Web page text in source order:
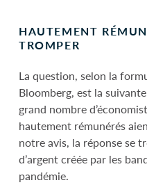
HAUTEMENT
TROMPER
La question, selon la
Bloomberg, est la
grand nombre
hautement rémunérés
notre avis, la réponse se
d’argent créée par les
pandémie.